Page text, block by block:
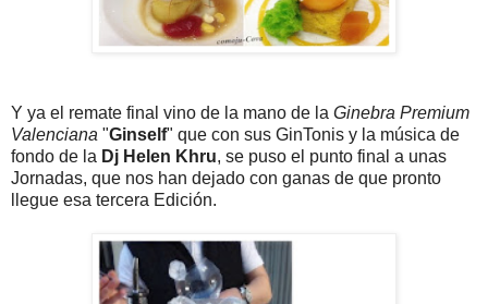
Y ya el remate final vino de la mano de la Ginebra Premium
Valenciana "Ginself" que con sus GinTonis y la música de
fondo de la Dj Helen Khru, se puso el punto final a unas
Jornadas, que nos han dejado con ganas de que pronto
llegue esa tercera Edición.